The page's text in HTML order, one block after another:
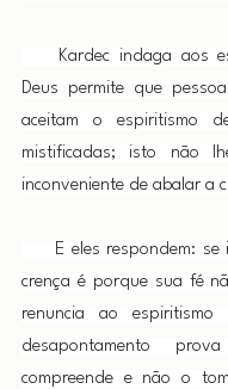
Kardec indaga aos
Deus permite que
aceitam o espiritismo
mistificadas; isto não
inconveniente de abalar a
E eles respondem: se
crença é porque sua fé
renuncia ao
desapontamento
compreende e não o